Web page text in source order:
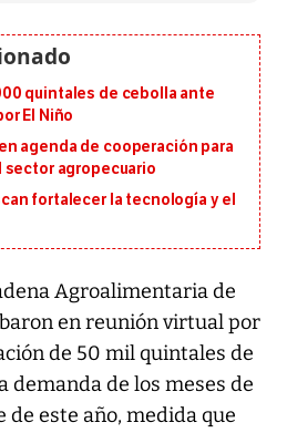
quintales de cebolla ante
El Niño
agenda de cooperación para
agropecuario
fortalecer la tecnología y el
Agroalimentaria de
en reunión virtual por
de 50 mil quintales de
demanda de los meses de
de este año, medida que